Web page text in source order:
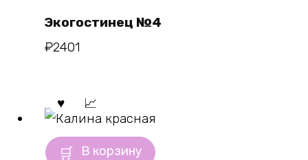
Экогостинец №4
₽2401
В корзину